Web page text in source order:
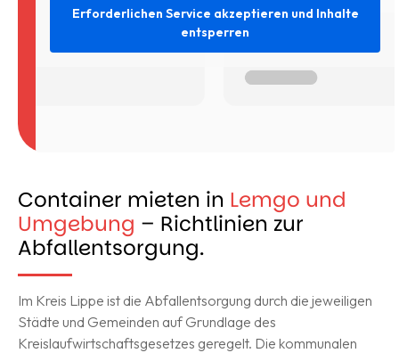
Erforderlichen Service akzeptieren und Inhalte
entsperren
Container mieten in Lemgo und
Umgebung – Richtlinien zur
Abfallentsorgung.
Im Kreis Lippe ist die Abfallentsorgung durch die jeweiligen
Städte und Gemeinden auf Grundlage des
Kreislaufwirtschaftsgesetzes geregelt. Die kommunalen